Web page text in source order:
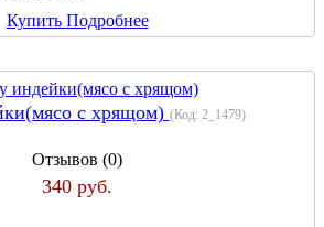
Купить Подробнее
с хрящом) (Код: 2_1479)
Отзывов (0)
340 руб.